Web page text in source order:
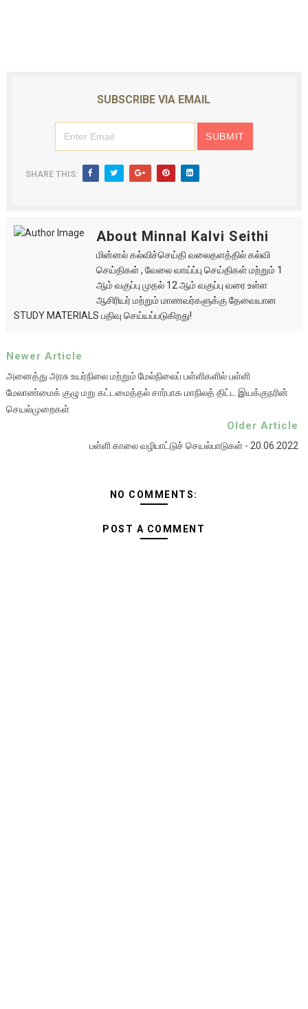
SUBSCRIBE VIA EMAIL
SHARE THIS:
About Minnal Kalvi Seithi
மின்னல் கல்விச்செய்தி வலைதளத்தில் கல்வி
செய்திகள் , வேலை வாய்ப்பு செய்திகள் மற்றும் 1
ஆம் வகுப்பு முதல் 12 ஆம் வகுப்பு வரை உள்ள
ஆசிரியர் மற்றும் மாணவர்களுக்கு தேவையான
STUDY MATERIALS பதிவு செய்யப்படுகிறது!
Newer Article
அனைத்து அரசு உயர்நிலை மற்றும் மேல்நிலைப் பள்ளிகளில் பள்ளி
மேலாண்மைக் குழு மறு கட்டமைத்தல் சார்பாக மாநிலத் திட்ட இயக்குநரின்
செயல்முறைகள்
Older Article
பள்ளி காலை வழிபாட்டுச் செயல்பாடுகள் - 20.06.2022
NO COMMENTS:
POST A COMMENT